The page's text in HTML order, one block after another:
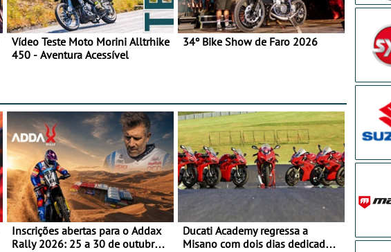
Vídeo Teste Moto Morini Alltrhike
450 - Aventura Acessível
34º Bike Show de Faro 2026
Inscrições abertas para o Addax
Rally 2026: 25 a 30 de outubro -
Ducati Academy regressa a
Misano com dois dias dedicados